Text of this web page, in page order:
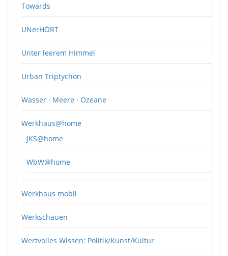
Towards
UNerHÖRT
Unter leerem Himmel
Urban Triptychon
Wasser · Meere · Ozeane
Werkhaus@home
JKS@home
WbW@home
Werkhaus mobil
Werkschauen
Wertvolles Wissen: Politik/Kunst/Kultur